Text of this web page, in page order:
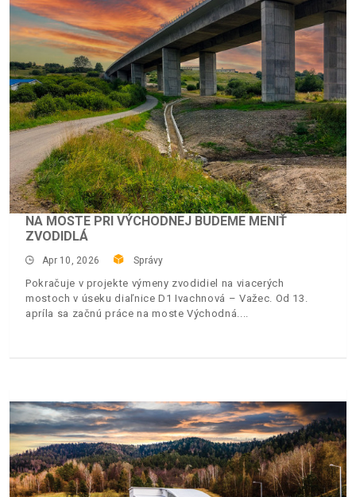
NA MOSTE PRI VÝCHODNEJ BUDEME MENIŤ
ZVODIDLÁ
Apr 10, 2026 Správy
Pokračuje v projekte výmeny zvodidiel na viacerých
mostoch v úseku diaľnice D1 Ivachnová – Važec. Od 13.
apríla sa začnú práce na moste Východná.